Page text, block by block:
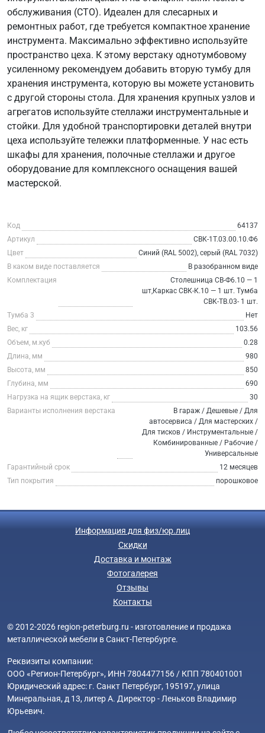
обслуживания (СТО). Идеален для слесарных и
ремонтных работ, где требуется компактное хранение
инструмента. Максимально эффективно используйте
пространство цеха. К этому верстаку однотумбовому
усиленному рекомендуем добавить вторую тумбу для
хранения инструмента, которую вы можете установить
с другой стороны стола. Для хранения крупных узлов и
агрегатов используйте стеллажи инструментальные и
стойки. Для удобной транспортировки деталей внутри
цеха используйте тележки платформенные. У нас есть
шкафы для хранения, полочные стеллажи и другое
оборудование для комплексного оснащения вашей
мастерской.
Код
64137
Артикул
СВК-1Т.03.00.10.Ф6
Цвет
Синий (RAL 5002), серый (RAL 7032)
В каком виде поставляется
В разобранном виде
Комплектация
Столешница СВ-Ф6.10 — 1
шт,Каркас СВК-К.10 — 1 шт. Тумба
СВК-ТВ.03- 1 шт.
Тумба 3
Нет
Вес, кг
103.56
Объем, м.куб
0.28
Длина, мм
980
Высота, мм
850
Глубина, мм
690
Нагрузка на ящик верстака, кг
30
Варианты исполнения верстака
В гараж / Дешевые / Для
автосервиса / Для мастерских /
Для тисков / Инструментальные /
Комбинированные / Рабочие /
Универсальные
Гарантийный срок
12 месяцев
Тип покрытия
порошковое
Информация для физ/юр.лиц
Скидки
Доставка и монтаж
Фотогалерея
Отзывы
Контакты
© 2012-2026 region-peterburg.ru - изготовление и продажа
металлической мебели в Санкт-Петербурге.
Реквизиты компании:
ООО «Регион-Петербург», ИНН 7804477156 / КПП 780401001
Юридический адрес: г. Санкт Петербург, 195197, улица
Минеральная, д 13, литер А. Директор - Леньков Владимир
Юрьевич.